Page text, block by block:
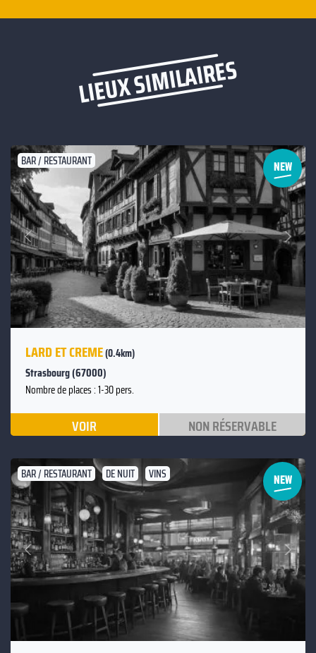
LIEUX SIMILAIRES
BAR / RESTAURANT
Précédent
Suivant
LARD ET CREME(0.4km)
Strasbourg (67000)
Nombre de places : 1-30 pers.
VOIR NON RÉSERVABLE
BAR / RESTAURANT DE NUIT VINS
Précédent
Suivant